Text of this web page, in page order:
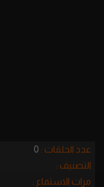
عدد الحلقات : 0
التصنيف :
مرات الاستماع :